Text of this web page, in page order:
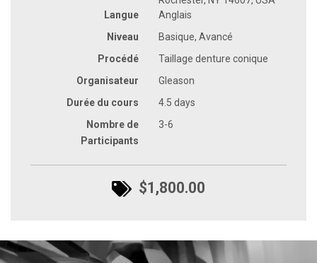
Langue
Anglais
Niveau
Basique, Avancé
Procédé
Taillage denture conique
Organisateur
Gleason
Durée du cours
4.5 days
Nombre de
Participants
3-6
$1,800.00